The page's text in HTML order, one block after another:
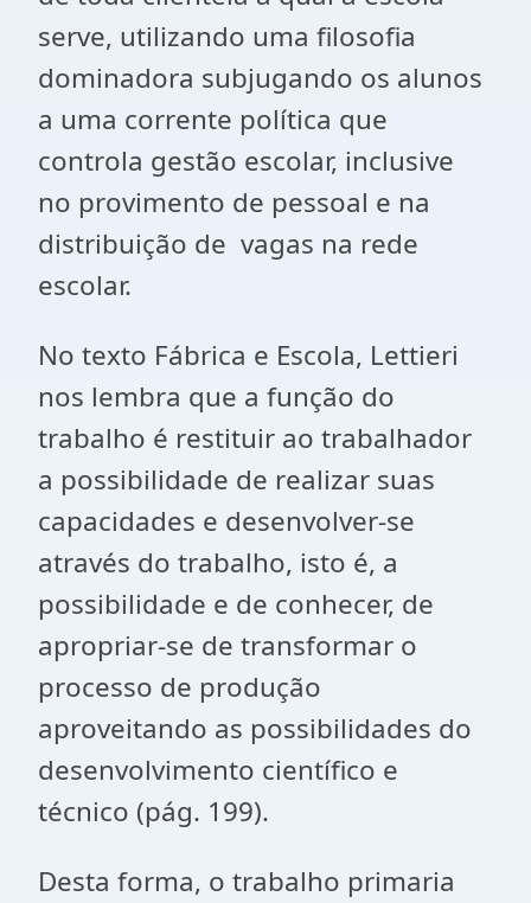
serve, utilizando uma filosofia
dominadora subjugando os alunos
a uma corrente política que
controla gestão escolar, inclusive
no provimento de pessoal e na
distribuição de vagas na rede
escolar.
No texto Fábrica e Escola, Lettieri
nos lembra que a função do
trabalho é restituir ao trabalhador
a possibilidade de realizar suas
capacidades e desenvolver-se
através do trabalho, isto é, a
possibilidade e de conhecer, de
apropriar-se de transformar o
processo de produção
aproveitando as possibilidades do
desenvolvimento científico e
técnico (pág. 199).
Desta forma, o trabalho primaria